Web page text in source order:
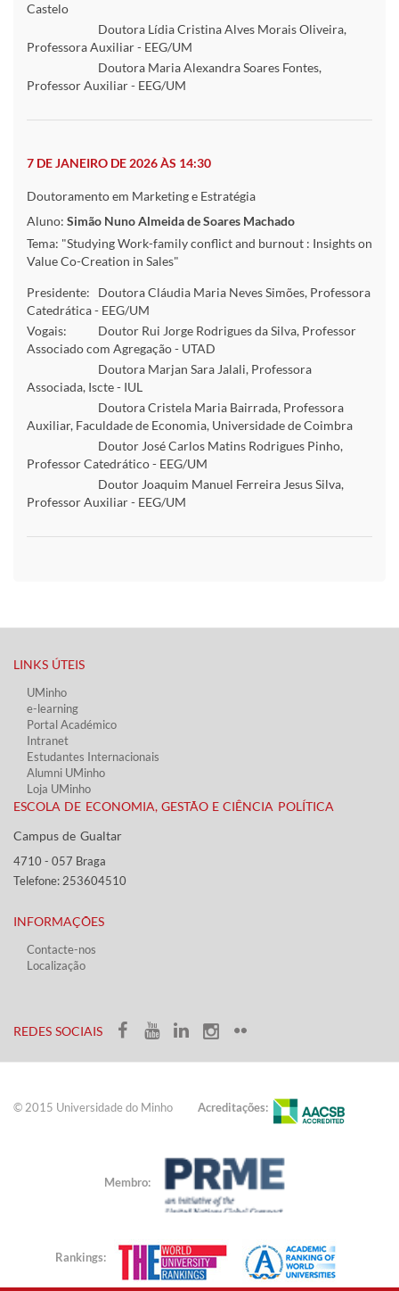
Castelo
Doutora Lídia Cristina Alves Morais Oliveira,
Professora Auxiliar - EEG/UM
Doutora Maria Alexandra Soares Fontes,
Professor Auxiliar - EEG/UM
7 DE JANEIRO DE 2026 ÀS 14:30
Doutoramento em Marketing e Estratégia
Aluno: Simão Nuno Almeida de Soares Machado
Tema: "Studying Work-family conflict and burnout : Insights on
Value Co-Creation in Sales"
Presidente:
Doutora Cláudia Maria Neves Simões, Professora
Catedrática - EEG/UM
Vogais:
Doutor Rui Jorge Rodrigues da Silva, Professor
Associado com Agregação - UTAD
Doutora Marjan Sara Jalali, Professora
Associada, Iscte - IUL
Doutora Cristela Maria Bairrada, Professora
Auxiliar, Faculdade de Economia, Universidade de Coimbra
Doutor José Carlos Matins Rodrigues Pinho,
Professor Catedrático - EEG/UM
Doutor Joaquim Manuel Ferreira Jesus Silva,
Professor Auxiliar - EEG/UM
LINKS ÚTEIS​
UMinho
e-learning
Portal Académico
Intranet
Estudantes Inter​​nacionais
Alumni UMinho
Loja UMinho
ESCOLA DE ECONOMIA, GESTÃO E CIÊNCIA POLÍTICA
Campus de Gualtar ​​
4710 - ​057 Braga
Telefone: 253604510​​
INFORMAÇÕES
Contacte-nos
Localização
​REDES SOCIAIS​​
© 2015 Universidade do ​Minho​​​ Acreditações:
Membro:
Rankings: